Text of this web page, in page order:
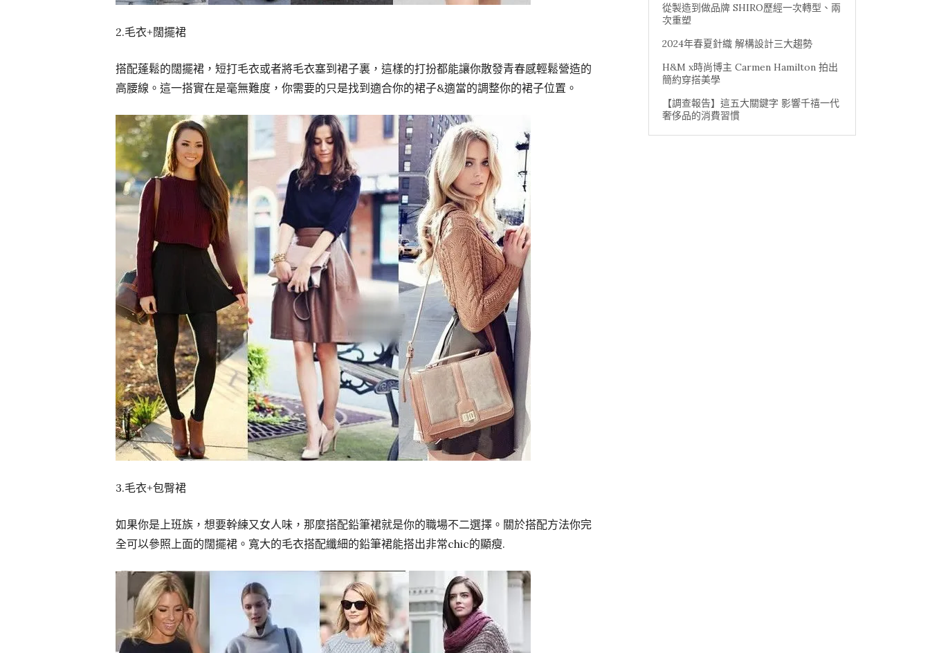
2.毛衣+闊擺裙
搭配蓬鬆的闊擺裙，短打毛衣或者將毛衣塞到裙子裏，這樣的打扮都能讓你散發青春感輕鬆營造的
高腰線。這一搭實在是毫無難度，你需要的只是找到適合你的裙子&適當的調整你的裙子位置。
3.毛衣+包臀裙
如果你是上班族，想要幹練又女人味，那麼搭配鉛筆裙就是你的職場不二選擇。關於搭配方法你完
全可以參照上面的闊擺裙。寬大的毛衣搭配纖細的鉛筆裙能搭出非常chic的顯瘦.
從製造到做品牌 SHIRO歷經一次轉型、兩
次重塑
2024年春夏針織 解構設計三大趨勢
H&M x時尚博主 Carmen Hamilton 拍出
簡約穿搭美學
【調查報告】這五大關鍵字 影響千禧一代
奢侈品的消費習慣